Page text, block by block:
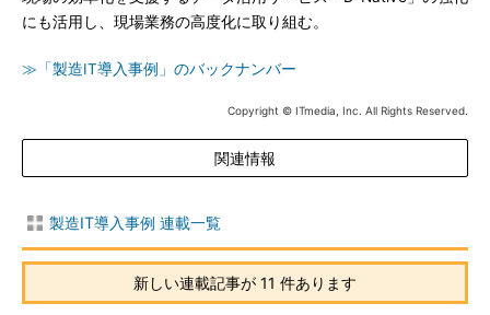
にも活用し、現場業務の高度化に取り組む。
≫「製造IT導入事例」のバックナンバー
Copyright © ITmedia, Inc. All Rights Reserved.
関連情報
製造IT導入事例 連載一覧
新しい連載記事が 11 件あります